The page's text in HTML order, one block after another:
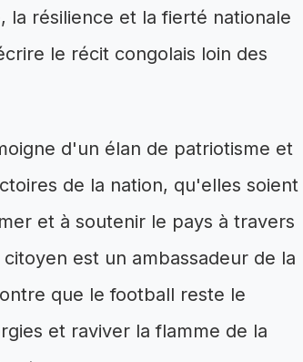
résilience et la fierté nationale
le récit congolais loin des
d'un élan de patriotisme et
de la nation, qu'elles soient
et à soutenir le pays à travers
est un ambassadeur de la
que le football reste le
et raviver la flamme de la